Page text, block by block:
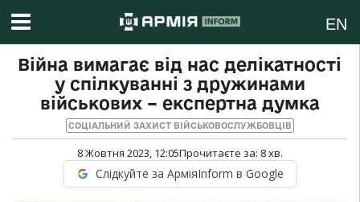
EN
Війна вимагає від нас делікатності
у спілкуванні з дружинами
військових – експертна думка
СОЦІАЛЬНИЙ ЗАХИСТ ВІЙСЬКОВОСЛУЖБОВЦІВ
8 Жовтня 2023, 12:05Прочитаєте за: 8хв.
Слідкуйте за АрміяInform в Google